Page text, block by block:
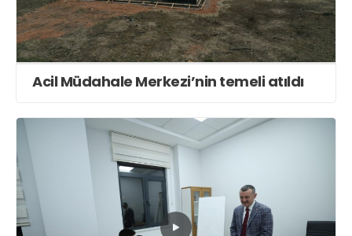
Acil Müdahale Merkezi’nin temeli atıldı